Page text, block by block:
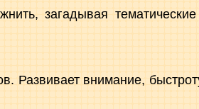
загадывая
Развивает внимание,